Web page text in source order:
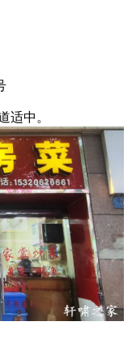
适中。